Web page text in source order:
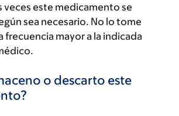
veces este medicamento se
sea necesario. No lo tome
frecuencia mayor a la indicada
o descarto este